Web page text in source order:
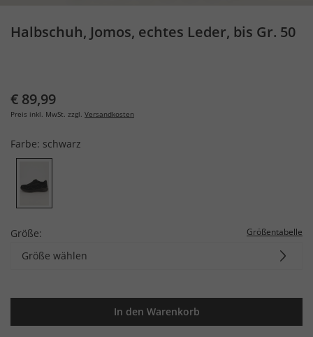
Halbschuh, Jomos, echtes Leder, bis Gr. 50
€ 89,99
Preis inkl. MwSt. zzgl. Versandkosten
Farbe: schwarz
Größe: Größentabelle
Größe wählen
In den Warenkorb